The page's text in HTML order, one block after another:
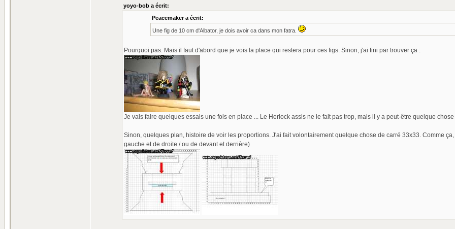
yoyo-bob a écrit:
Peacemaker a écrit:
Une fig de 10 cm d'Albator, je dois avoir ca dans mon fatra.
Pourquoi pas. Mais il faut d'abord que je vois la place qui restera pour ces figs. Sinon, j'ai fini par trouver ça :
Je vais faire quelques essais une fois en place ... Le Herlock assis ne le fait pas trop, mais il y a peut-être quelque
Sinon, quelques plan, histoire de voir les proportions. J'ai fait volontairement quelque chose de carré 33x33. Comme
gauche et de droite / ou de devant et derrière)